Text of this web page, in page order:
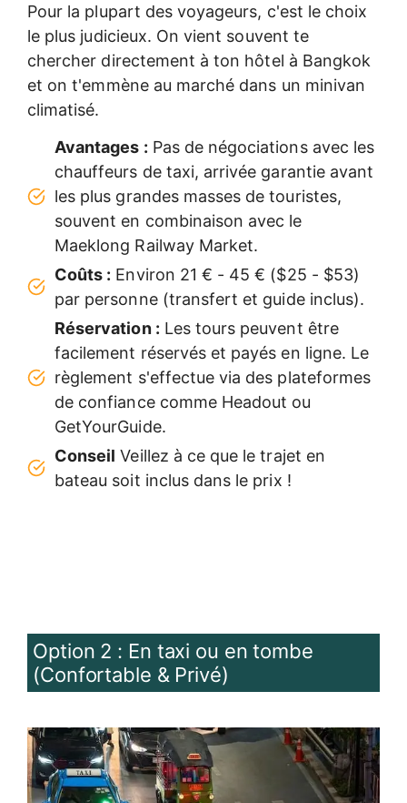
Pour la plupart des voyageurs, c'est le choix
le plus judicieux. On vient souvent te
chercher directement à ton hôtel à Bangkok
et on t'emmène au marché dans un minivan
climatisé.
Avantages : Pas de négociations avec les
chauffeurs de taxi, arrivée garantie avant
les plus grandes masses de touristes,
souvent en combinaison avec le
Maeklong Railway Market.
Coûts : Environ 21 € - 45 € ($25 - $53)
par personne (transfert et guide inclus).
Réservation : Les tours peuvent être
facilement réservés et payés en ligne. Le
règlement s'effectue via des plateformes
de confiance comme Headout ou
GetYourGuide.
Conseil Veillez à ce que le trajet en
bateau soit inclus dans le prix !
Option 2 : En taxi ou en tombe
(Confortable & Privé)